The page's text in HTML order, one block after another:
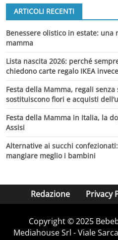
ARTICOLI RECENTI
Benessere olistico in estate:
mamma
Lista nascita 2026: perché
chiedono carte regalo IKEA
Festa della Mamma, regali
sostituiscono fiori e acquisti
Festa della Mamma in Italia, la
Assisi
Alternative ai succhi
mangiare meglio i bambini
Redazione Privacy
Copyright © 2025
Mediahouse Srl - Viale